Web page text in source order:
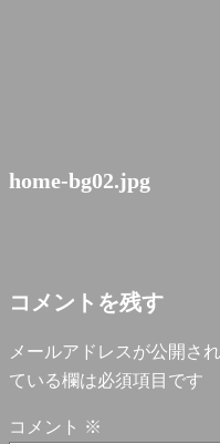
home-bg02.jpg
コメントを残す
メールアドレスが公開さ
ている欄は必須項目です
コメント ※